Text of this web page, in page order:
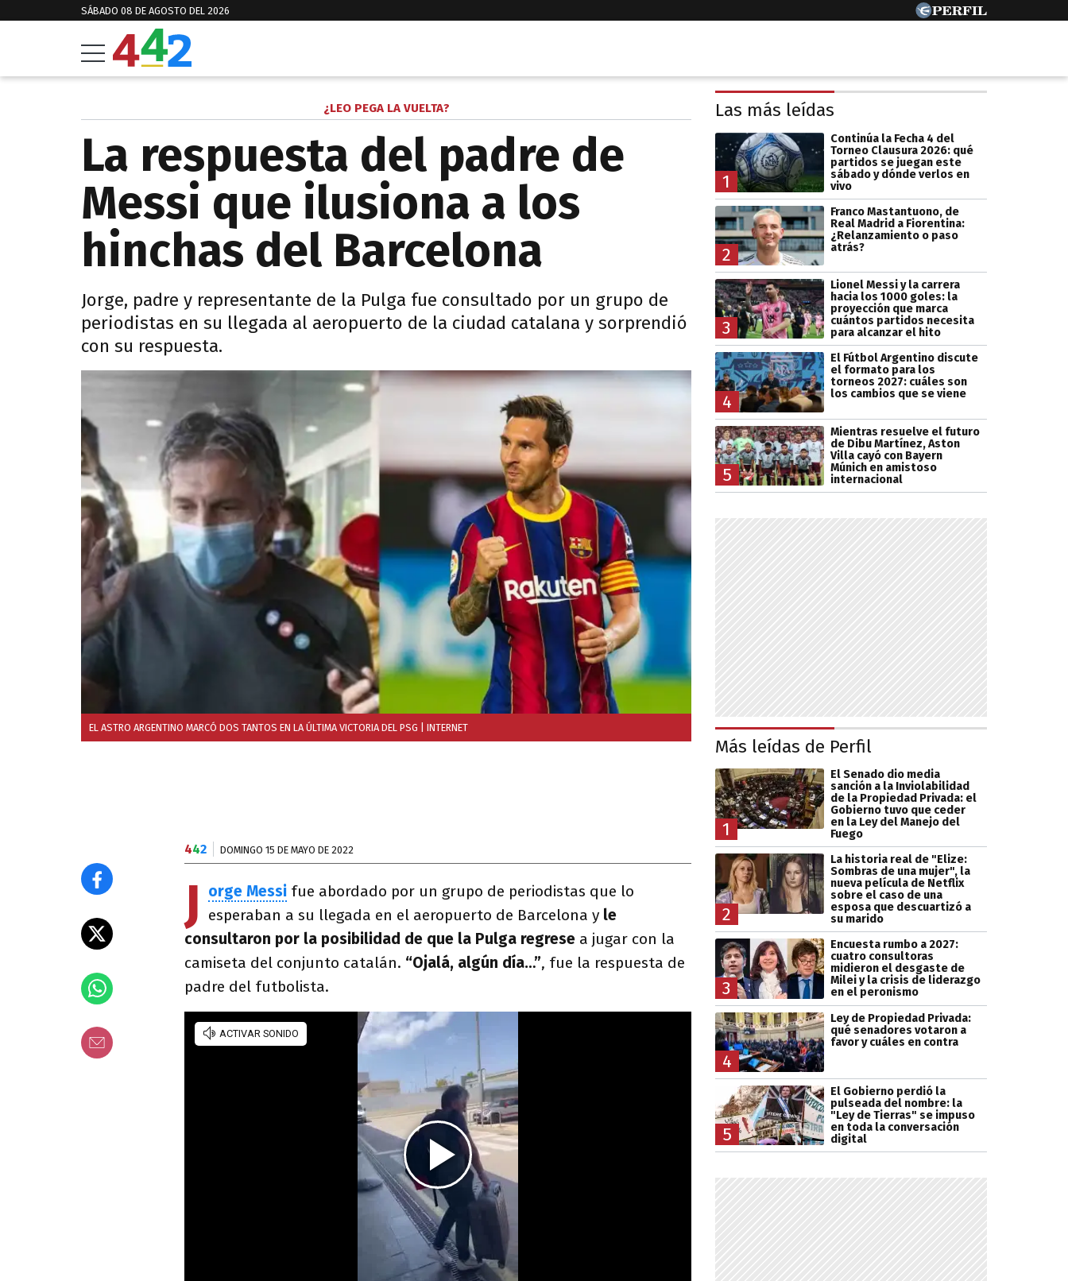
SÁBADO 08 DE AGOSTO DEL 2026
¿LEO PEGA LA VUELTA?
La respuesta del padre de
Messi que ilusiona a los
hinchas del Barcelona
Jorge, padre y representante de la Pulga fue consultado por un grupo de
periodistas en su llegada al aeropuerto de la ciudad catalana y sorprendió
con su respuesta.
EL ASTRO ARGENTINO MARCÓ DOS TANTOS EN LA ÚLTIMA VICTORIA DEL PSG | INTERNET
442 DOMINGO 15 DE MAYO DE 2022
J orge Messi fue abordado por un grupo de periodistas que lo
esperaban a su llegada en el aeropuerto de Barcelona y le
consultaron por la posibilidad de que la Pulga regrese a jugar con la
camiseta del conjunto catalán. “Ojalá, algún día…”, fue la respuesta de
padre del futbolista.
Las más leídas
1
Continúa la Fecha 4 del
Torneo Clausura 2026: qué
partidos se juegan este
sábado y dónde verlos en
vivo
2
Franco Mastantuono, de
Real Madrid a Fiorentina:
¿Relanzamiento o paso
atrás?
3
Lionel Messi y la carrera
hacia los 1000 goles: la
proyección que marca
cuántos partidos necesita
para alcanzar el hito
4
El Fútbol Argentino discute
el formato para los
torneos 2027: cuáles son
los cambios que se viene
5
Mientras resuelve el futuro
de Dibu Martínez, Aston
Villa cayó con Bayern
Múnich en amistoso
internacional
Más leídas de Perfil
1
El Senado dio media
sanción a la Inviolabilidad
de la Propiedad Privada: el
Gobierno tuvo que ceder
en la Ley del Manejo del
Fuego
2
La historia real de "Elize:
Sombras de una mujer", la
nueva película de Netflix
sobre el caso de una
esposa que descuartizó a
su marido
3
Encuesta rumbo a 2027:
cuatro consultoras
midieron el desgaste de
Milei y la crisis de liderazgo
en el peronismo
4
Ley de Propiedad Privada:
qué senadores votaron a
favor y cuáles en contra
5
El Gobierno perdió la
pulseada del nombre: la
"Ley de Tierras" se impuso
en toda la conversación
digital